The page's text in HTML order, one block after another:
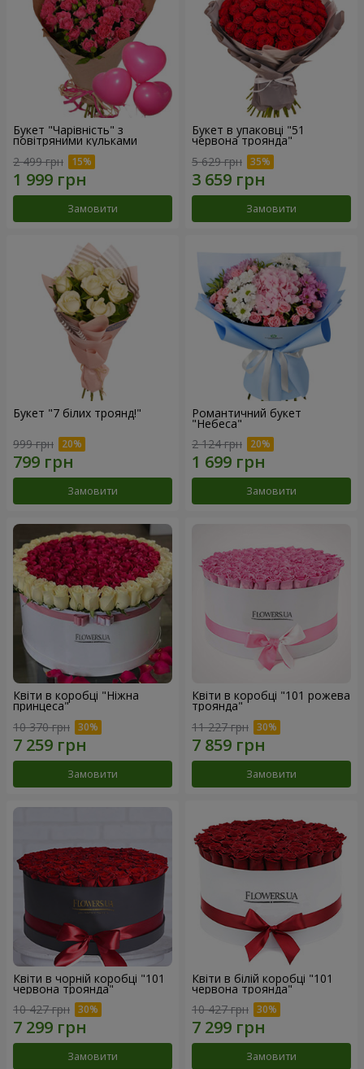
Букет "Чарівність" з
повітряними кульками
2 499 грн
Замовити
Букет в упаковці "51
червона троянда"
5 629 грн
Замовити
Букет "7 білих троянд!"
999 грн
Замовити
Романтичний букет
"Небеса"
2 124 грн
Замовити
Квіти в коробці "Ніжна
принцеса"
10 370 грн
Замовити
Квіти в коробці "101 рожева
троянда"
11 227 грн
Замовити
Квіти в чорній коробці "101
червона троянда"
10 427 грн
Замовити
Квіти в білій коробці "101
червона троянда"
10 427 грн
Замовити